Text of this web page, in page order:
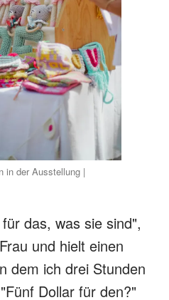
in der Ausstellung |
das, was sie sind",
und hielt einen
dem ich drei Stunden
Dollar für den?"